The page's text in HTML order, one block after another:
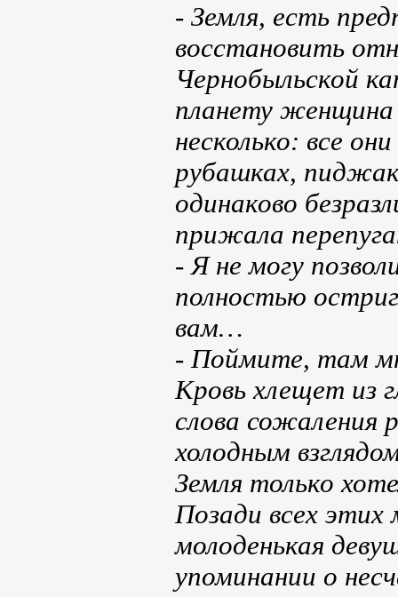
- Земля, есть
восстановить
Чернобыльской
планету
несколько: все
рубашках,
одинаково
прижала
- Я не могу
полностью
вам…
- Поймите, там
Кровь хлещет из
слова сожаления
холодным
Земля только
Позади всех
молоденькая
упоминании о